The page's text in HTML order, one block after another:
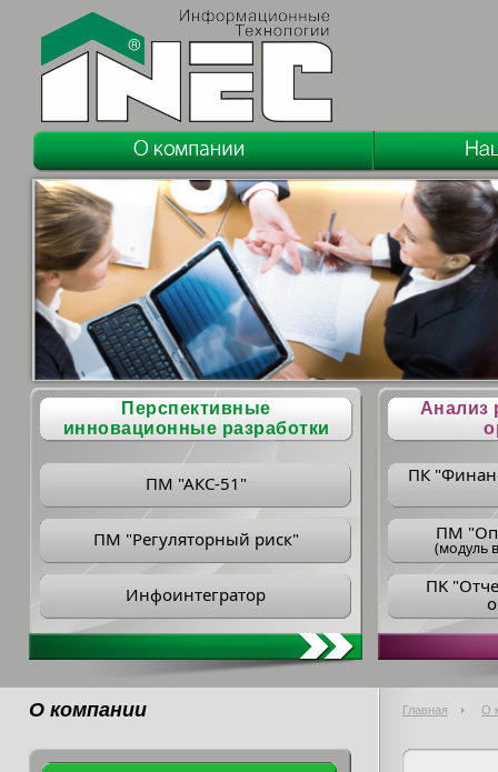
Перспективные
инновационные разработки
ПМ "АКС-51"
ПМ "Регуляторный риск"
Инфоинтегратор
Анализ
ПК
ПM
(модуль
ПK
О компании Главная О